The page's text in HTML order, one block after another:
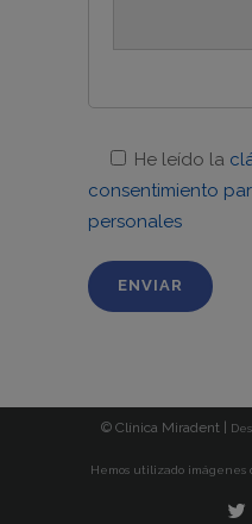
He leído la
consentimiento
personales
© Clínica Miradent |
Hemos utilizado imágenes